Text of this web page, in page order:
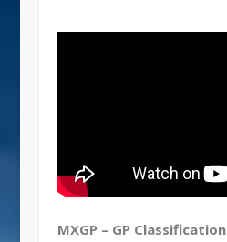
MXGP – GP Classification